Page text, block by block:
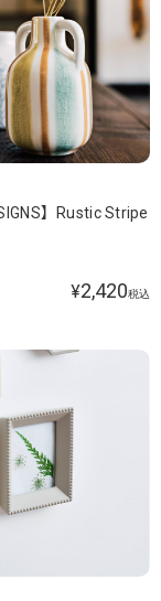
】Rustic Stripe
¥2,420税込